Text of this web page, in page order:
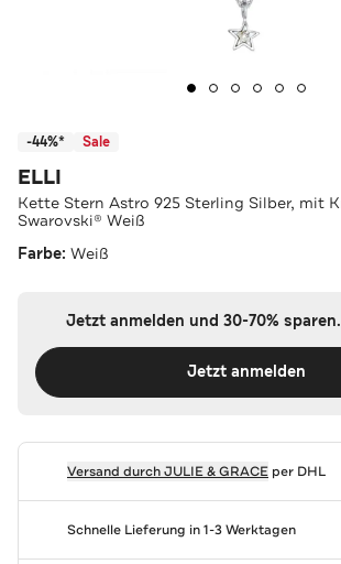
-44%* Sale
ELLI
Kette Stern Astro 925 Sterling Silber, mit
Swarovski® Weiß
Farbe: Weiß
Jetzt anmelden und 30-70% sparen.
Jetzt anmelden
Versand durchJULIE & GRACEper DHL
Schnelle Lieferung in 1-3 Werktagen